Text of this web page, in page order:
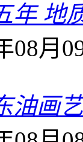
年 地
08月
油画